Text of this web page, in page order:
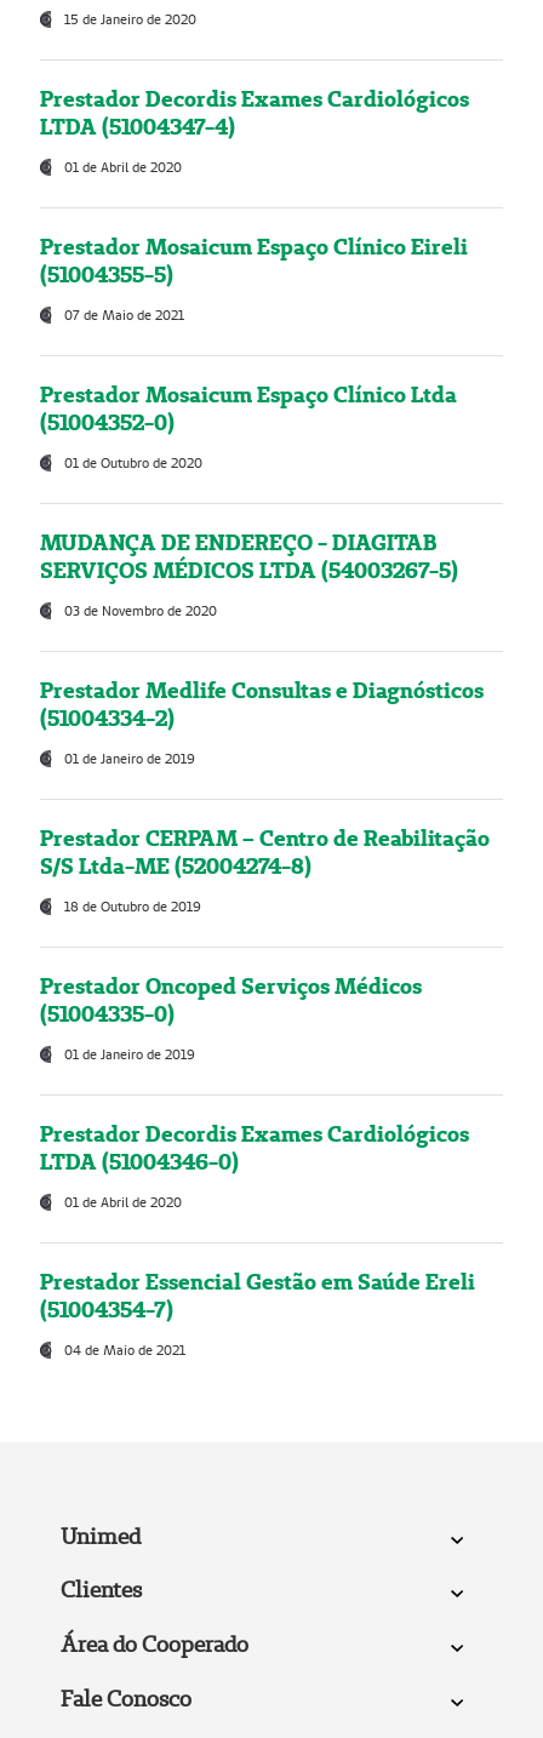
15 de Janeiro de 2020
Prestador Decordis Exames Cardiológicos
LTDA (51004347-4)
01 de Abril de 2020
Prestador Mosaicum Espaço Clínico Eireli
(51004355-5)
07 de Maio de 2021
Prestador Mosaicum Espaço Clínico Ltda
(51004352-0)
01 de Outubro de 2020
MUDANÇA DE ENDEREÇO - DIAGITAB
SERVIÇOS MÉDICOS LTDA (54003267-5)
03 de Novembro de 2020
Prestador Medlife Consultas e Diagnósticos
(51004334-2)
01 de Janeiro de 2019
Prestador CERPAM – Centro de Reabilitação
S/S Ltda-ME (52004274-8)
18 de Outubro de 2019
Prestador Oncoped Serviços Médicos
(51004335-0)
01 de Janeiro de 2019
Prestador Decordis Exames Cardiológicos
LTDA (51004346-0)
01 de Abril de 2020
Prestador Essencial Gestão em Saúde Ereli
(51004354-7)
04 de Maio de 2021
Unimed
Clientes
Área do Cooperado
Fale Conosco